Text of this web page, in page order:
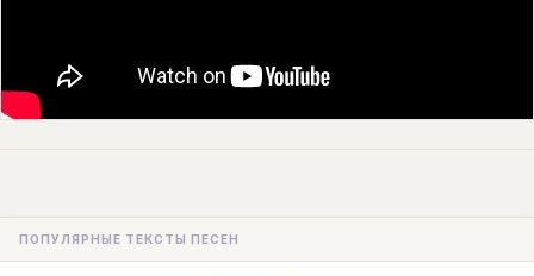
ПОПУЛЯРНЫЕ ТЕКСТЫ ПЕСЕН